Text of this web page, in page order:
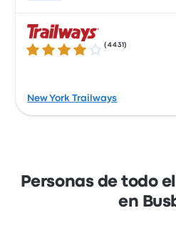
3.9 de 5 estrellas
(4431 )
New York Trailways
Personas de todo
en